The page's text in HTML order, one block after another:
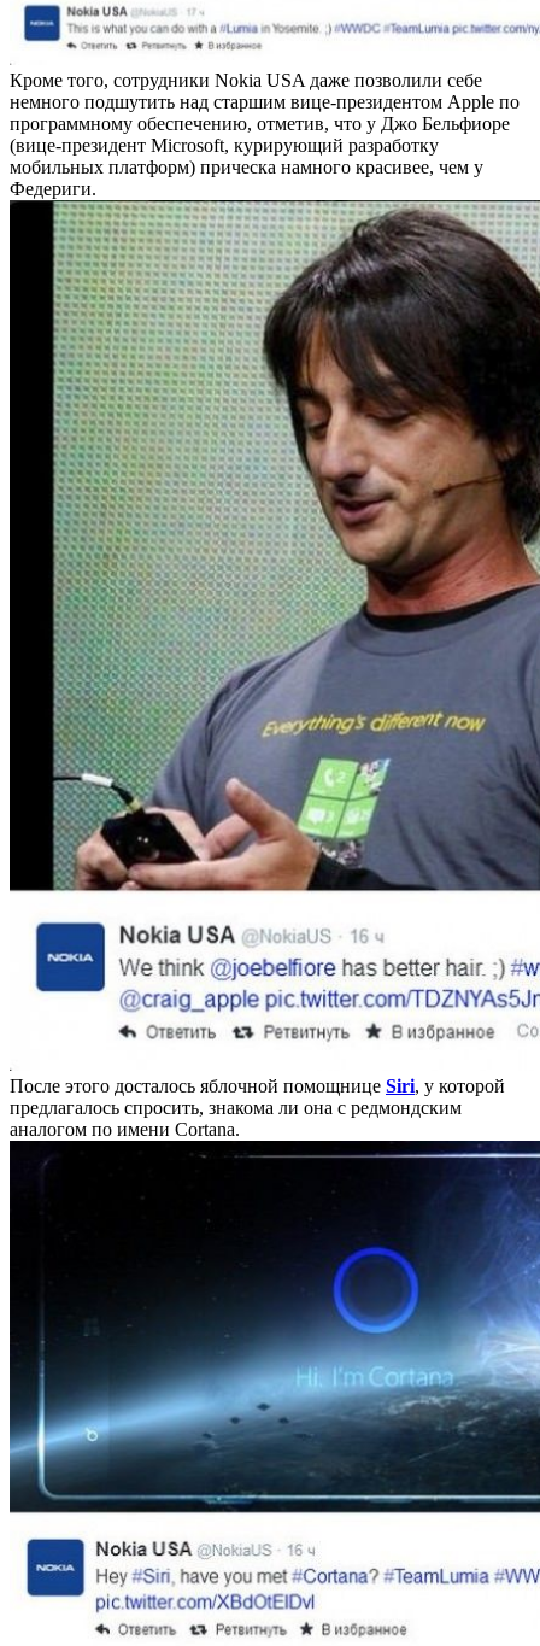
Кроме того, сотрудники Nokia USA даже позволили себе
немного подшутить над старшим вице-президентом Apple по
программному обеспечению, отметив, что у Джо Бельфиоре
(вице-президент Microsoft, курирующий разработку
мобильных платформ) прическа намного красивее, чем у
Федериги.
После этого досталось яблочной помощнице Siri, у которой
предлагалось спросить, знакома ли она с редмондским
аналогом по имени Cortana.